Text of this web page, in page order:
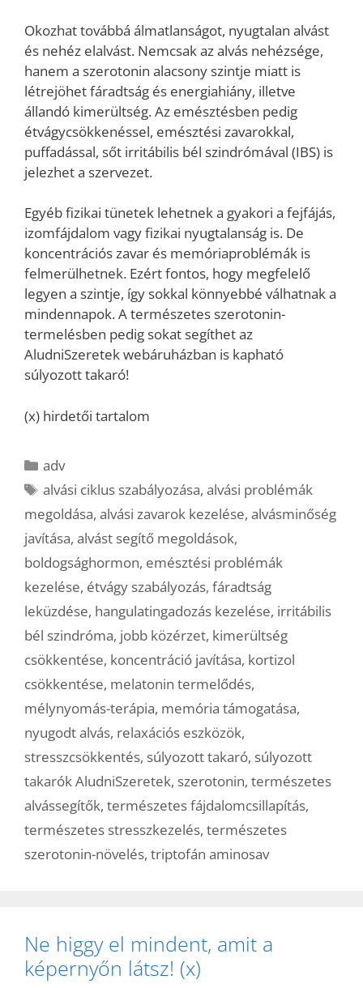
Okozhat továbbá álmatlanságot, nyugtalan alvást
és nehéz elalvást. Nemcsak az alvás nehézsége,
hanem a szerotonin alacsony szintje miatt is
létrejöhet fáradtság és energiahiány, illetve
állandó kimerültség. Az emésztésben pedig
étvágycsökkenéssel, emésztési zavarokkal,
puffadással, sőt irritábilis bél szindrómával (IBS) is
jelezhet a szervezet.
Egyéb fizikai tünetek lehetnek a gyakori a fejfájás,
izomfájdalom vagy fizikai nyugtalanság is. De
koncentrációs zavar és memóriaproblémák is
felmerülhetnek. Ezért fontos, hogy megfelelő
legyen a szintje, így sokkal könnyebbé válhatnak a
mindennapok. A természetes szerotonin-
termelésben pedig sokat segíthet az
AludniSzeretek webáruházban is kapható
súlyozott takaró!
(x) hirdetői tartalom
Kategória
adv
Címkék
alvási ciklus szabályozása,alvási problémák
megoldása, alvási zavarok kezelése, alvásminőség
javítása, alvást segítő megoldások,
boldogsághormon, emésztési problémák
kezelése, étvágy szabályozás, fáradtság
leküzdése, hangulatingadozás kezelése, irritábilis
bél szindróma, jobb közérzet, kimerültség
csökkentése, koncentráció javítása, kortizol
csökkentése, melatonin termelődés,
mélynyomás-terápia, memória támogatása,
nyugodt alvás, relaxációs eszközök,
stresszcsökkentés, súlyozott takaró, súlyozott
takarók AludniSzeretek, szerotonin, természetes
alvássegítők, természetes fájdalomcsillapítás,
természetes stresszkezelés, természetes
szerotonin-növelés, triptofán aminosav
Ne higgy el mindent, amit a
képernyőn látsz! (x)